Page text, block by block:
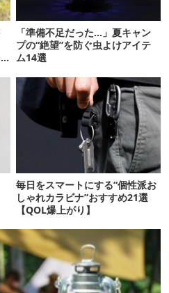
「準備不足だった…」夏キャン
プの“絶望”を防ぐ虫よけアイテ
ム14選
毎日をスマートにする“個性派お
しゃれカラビナ”おすすめ21選
【QOL爆上がり】